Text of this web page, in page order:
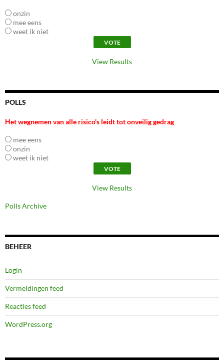
onzin
mee eens
weet ik niet
View Results
POLLS
Het wegnemen van alle risico's leidt tot onveilig gedrag
mee eens
onzin
weet ik niet
View Results
Polls Archive
BEHEER
Login
Vermeldingen feed
Reacties feed
WordPress.org